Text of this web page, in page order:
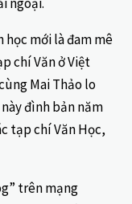
học mới là đam mê
chí Văn ở Việt
Mai Thảo lo
đình bản năm
tạp chí Văn Học,
trên mạng